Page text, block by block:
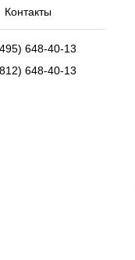
Контакты
648-40-13
648-40-13